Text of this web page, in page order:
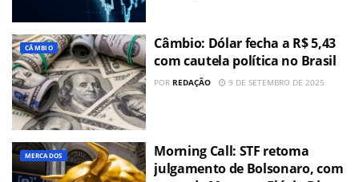
CÂMBIO
Câmbio: Dólar fecha a R$ 5,43
com cautela política no Brasil
POR REDAÇÃO 9 DE SETEMBRO DE 2025
MERCADOS
Morning Call: STF retoma
julgamento de Bolsonaro, com